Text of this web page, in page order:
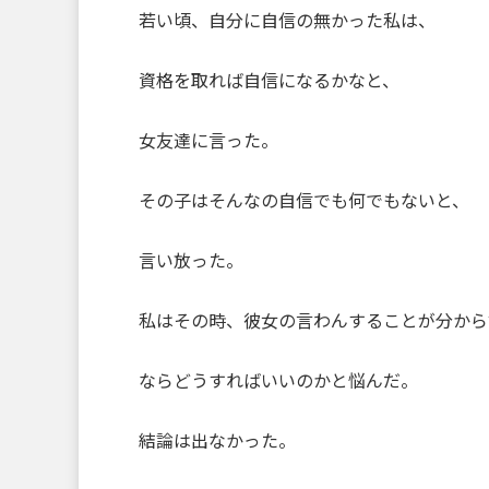
若い頃、自分に自信の無かった私は、
資格を取れば自信になるかなと、
女友達に言った。
その子はそんなの自信でも何でもないと、
言い放った。
私はその時、彼女の言わんすることが分か
ならどうすればいいのかと悩んだ。
結論は出なかった。